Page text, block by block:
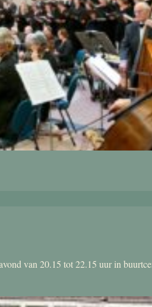
van 20.15 tot 22.15 uur in